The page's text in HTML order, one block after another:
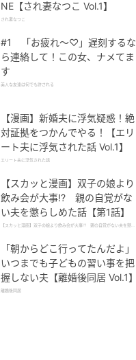
NE【され妻なつこ Vol.1】
され妻なつこ
#1 「お疲れ〜♡」遅刻するな
ら連絡して！この女、ナメてま
す
美人な友達は何でも許される
【漫画】新婚夫に浮気疑惑！絶
対証拠をつかんでやる！【エリ
ート夫に浮気された話 Vol.1】
エリート夫に浮気された話
【スカッと漫画】双子の娘より
飲み会が大事!? 親の自覚がな
い夫を懲らしめた話【第1話】
【スカッと漫画】双子の娘より飲み会が大事!? 親の自覚がない夫を懲ら
「朝からどこ行ってたんだよ」
いつまでも子どもの習い事を把
握しない夫【離婚後同居 Vol.1】
離婚後同居